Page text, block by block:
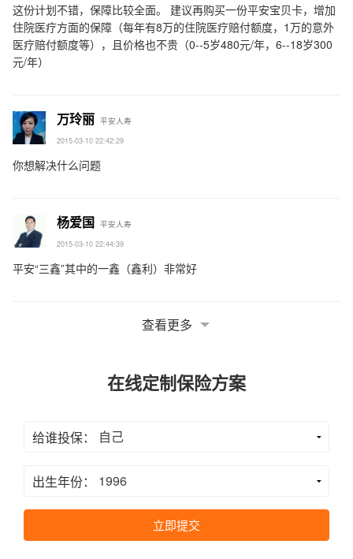
这份计划不错，保障比较全面。 建议再购买一份平安宝贝卡，增加
住院医疗方面的保障（每年有8万的住院医疗赔付额度，1万的意外
医疗赔付额度等），且价格也不贵（0--5岁480元/年，6--18岁300
元/年）
万玲丽 平安人寿
2015-03-10 22:42:29
你想解决什么问题
杨爱国 平安人寿
2015-03-10 22:44:39
平安“三鑫”其中的一鑫（鑫利）非常好
查看更多
在线定制保险方案
给谁投保：
出生年份：
立即提交